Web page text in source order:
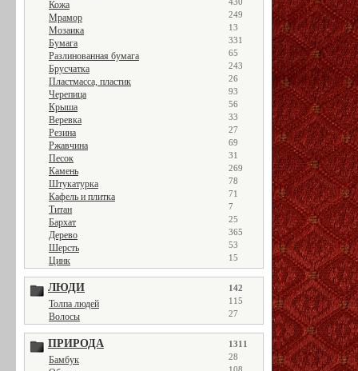
Кожа
Мрамор 249
Мозаика 13
Бумага 331
Разлинованная бумага 65
Брусчатка 243
Пластмасса, пластик 26
Черепица 93
Крыша 56
Веревка 33
Резина 27
Ржавчина 69
Песок 31
Камень 269
Штукатурка 78
Кафель и плитка 71
Титан 7
Бархат 25
Дерево 365
Шерсть 53
Цинк 15
ЛЮДИ 142
Толпа людей 115
Волосы 27
ПРИРОДА 1311
Бамбук 28